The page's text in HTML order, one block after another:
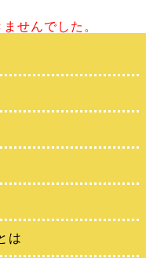
せんでした。
は